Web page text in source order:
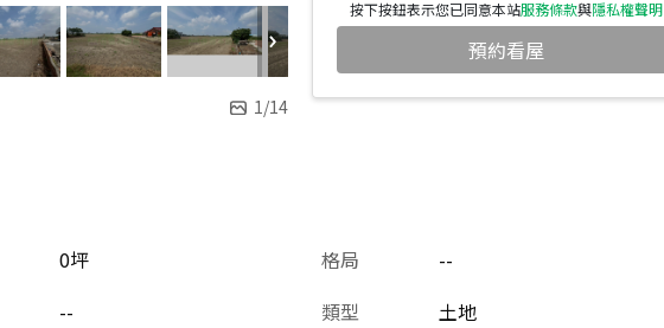
1/14
按下按鈕表示您已同意本站服務條款與隱私權聲明
預約看屋
0坪 格局
--
-- 類型
土地